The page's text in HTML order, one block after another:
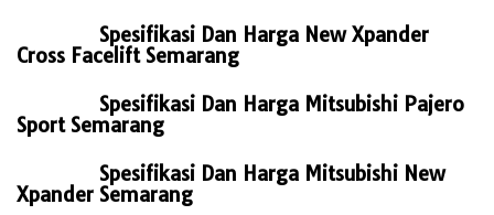
Spesifikasi Dan Harga New Xpander
Cross Facelift Semarang
Spesifikasi Dan Harga Mitsubishi Pajero
Sport Semarang
Spesifikasi Dan Harga Mitsubishi New
Xpander Semarang